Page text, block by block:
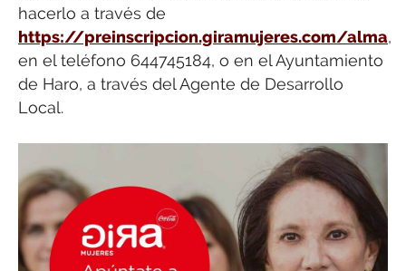
hacerlo a través de
https://preinscripcion.giramujeres.com/alma,
en el teléfono 644745184, o en el Ayuntamiento
de Haro, a través del Agente de Desarrollo
Local.